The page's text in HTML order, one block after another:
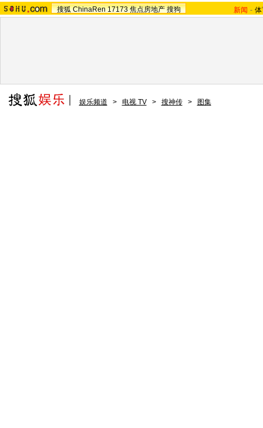
搜狐 ChinaRen 17173 焦点房地产 搜狗 新闻 -
娱乐频道 > 电视 TV > 搜神传 > 图集